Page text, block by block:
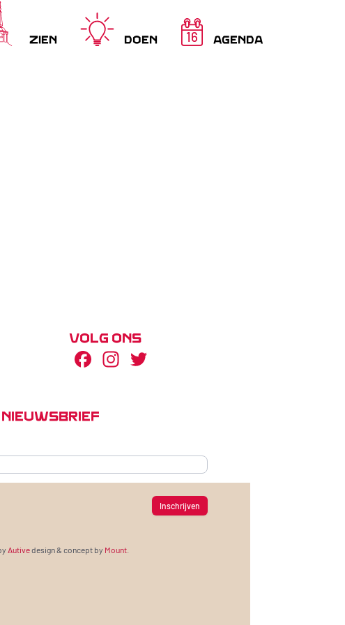
ZIEN DOEN 16 AGENDA
VOLG ONS
Facebook
Instagram
Autivedesign & concept by Mount.